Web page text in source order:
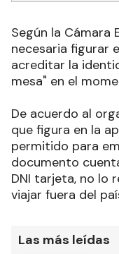
Según la Cámara
necesaria figurar
acreditar la
mesa" en el
De acuerdo al
que figura en la
permitido para
documento
DNI tarjeta, no lo
viajar fuera del
Las más leídas